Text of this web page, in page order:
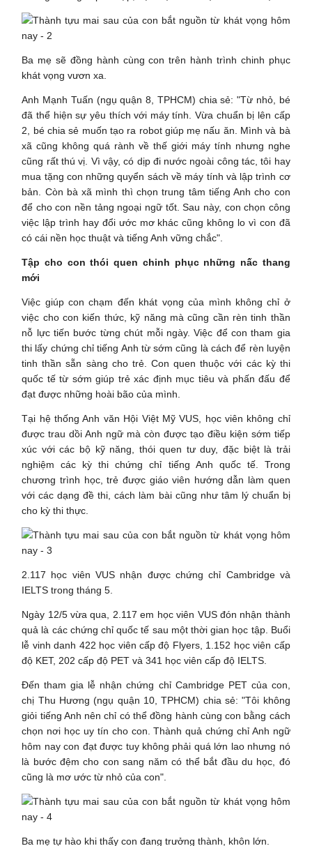
Ba mẹ sẽ đồng hành cùng con trên hành trình chinh phục
khát vọng vươn xa.
Anh Mạnh Tuấn (ngụ quận 8, TPHCM) chia sẻ: "Từ nhỏ, bé
đã thể hiện sự yêu thích với máy tính. Vừa chuẩn bị lên cấp
2, bé chia sẻ muốn tạo ra robot giúp mẹ nấu ăn. Mình và bà
xã cũng không quá rành về thế giới máy tính nhưng nghe
cũng rất thú vị. Vì vậy, có dịp đi nước ngoài công tác, tôi hay
mua tặng con những quyển sách về máy tính và lập trình cơ
bản. Còn bà xã mình thì chọn trung tâm tiếng Anh cho con
để cho con nền tảng ngoại ngữ tốt. Sau này, con chọn công
việc lập trình hay đổi ước mơ khác cũng không lo vì con đã
có cái nền học thuật và tiếng Anh vững chắc".
Tập cho con thói quen chinh phục những nấc thang
mới
Việc giúp con chạm đến khát vọng của mình không chỉ ở
việc cho con kiến thức, kỹ năng mà cũng cần rèn tinh thần
nỗ lực tiến bước từng chút mỗi ngày. Việc để con tham gia
thi lấy chứng chỉ tiếng Anh từ sớm cũng là cách để rèn luyện
tinh thần sẵn sàng cho trẻ. Con quen thuộc với các kỳ thi
quốc tế từ sớm giúp trẻ xác định mục tiêu và phấn đấu để
đạt được những hoài bão của mình.
Tại hệ thống Anh văn Hội Việt Mỹ VUS, học viên không chỉ
được trau dồi Anh ngữ mà còn được tạo điều kiện sớm tiếp
xúc với các bộ kỹ năng, thói quen tư duy, đặc biệt là trải
nghiệm các kỳ thi chứng chỉ tiếng Anh quốc tế. Trong
chương trình học, trẻ được giáo viên hướng dẫn làm quen
với các dạng đề thi, cách làm bài cũng như tâm lý chuẩn bị
cho kỳ thi thực.
2.117 học viên VUS nhận được chứng chỉ Cambridge và
IELTS trong tháng 5.
Ngày 12/5 vừa qua, 2.117 em học viên VUS đón nhận thành
quả là các chứng chỉ quốc tế sau một thời gian học tập. Buổi
lễ vinh danh 422 học viên cấp độ Flyers, 1.152 học viên cấp
độ KET, 202 cấp độ PET và 341 học viên cấp độ IELTS.
Đến tham gia lễ nhận chứng chỉ Cambridge PET của con,
chị Thu Hương (ngụ quận 10, TPHCM) chia sẻ: "Tôi không
giỏi tiếng Anh nên chỉ có thể đồng hành cùng con bằng cách
chọn nơi học uy tín cho con. Thành quả chứng chỉ Anh ngữ
hôm nay con đạt được tuy không phải quá lớn lao nhưng nó
là bước đệm cho con sang năm có thể bắt đầu du học, đó
cũng là mơ ước từ nhỏ của con".
Ba mẹ tự hào khi thấy con đang trưởng thành, khôn lớn.